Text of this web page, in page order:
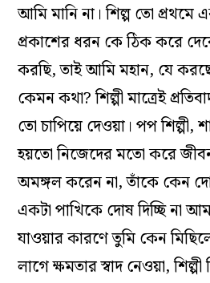
আমি মানি না। শিল্প তো প্রথমে
প্রকাশের ধরন কে ঠিক করে
করছি, তাই আমি মহান, যে
কেমন কথা? শিল্পী মাত্রেই
তো চাপিয়ে দেওয়া। পপ শিল্পী,
হয়তো নিজেদের মতো করে
অমঙ্গল করেন না, তাঁকে কেন
একটা পাখিকে দোষ দিচ্ছি না
যাওয়ার কারণে তুমি কেন
লাগে ক্ষমতার স্বাদ নেওয়া,